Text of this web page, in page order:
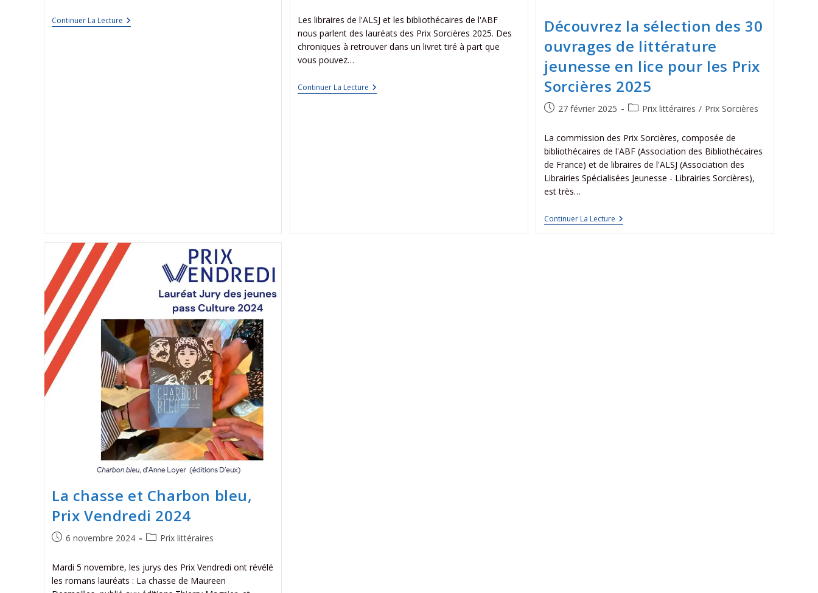
Continuer La Lecture
Les libraires de l'ALSJ et les bibliothécaires de l'ABF
nous parlent des lauréats des Prix Sorcières 2025. Des
chroniques à retrouver dans un livret tiré à part que
vous pouvez…
Continuer La Lecture
Découvrez la sélection des 30
ouvrages de littérature
jeunesse en lice pour les Prix
Sorcières 2025
27 février 2025 Prix littéraires / Prix Sorcières
La commission des Prix Sorcières, composée de
bibliothécaires de l'ABF (Association des Bibliothécaires
de France) et de libraires de l'ALSJ (Association des
Librairies Spécialisées Jeunesse - Librairies Sorcières),
est très…
Continuer La Lecture
La chasse et Charbon bleu,
Prix Vendredi 2024
6 novembre 2024 Prix littéraires
Mardi 5 novembre, les jurys des Prix Vendredi ont révélé
les romans lauréats : La chasse de Maureen